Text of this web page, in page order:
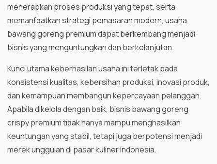
menerapkan proses produksi yang tepat, serta
memanfaatkan strategi pemasaran modern, usaha
bawang goreng premium dapat berkembang menjadi
bisnis yang menguntungkan dan berkelanjutan.
Kunci utama keberhasilan usaha ini terletak pada
konsistensi kualitas, kebersihan produksi, inovasi produk,
dan kemampuan membangun kepercayaan pelanggan.
Apabila dikelola dengan baik, bisnis bawang goreng
crispy premium tidak hanya mampu menghasilkan
keuntungan yang stabil, tetapi juga berpotensi menjadi
merek unggulan di pasar kuliner Indonesia.